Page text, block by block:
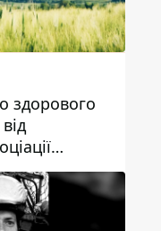
здорового